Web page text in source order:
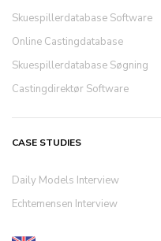
Skuespillerdatabase Software
Online Castingdatabase
Skuespillerdatabase Søgning
Castingdirektør Software
CASE STUDIES
Daily Models Interview
Echtemensen Interview